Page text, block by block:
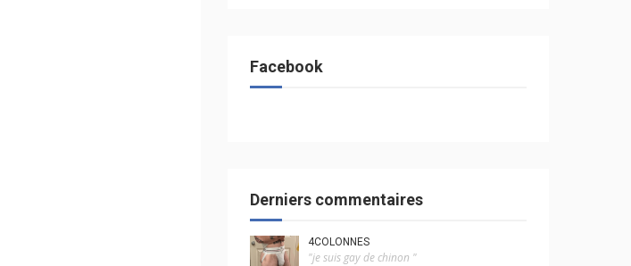
Facebook
Derniers commentaires
4COLONNES
"je suis gay de chinon "